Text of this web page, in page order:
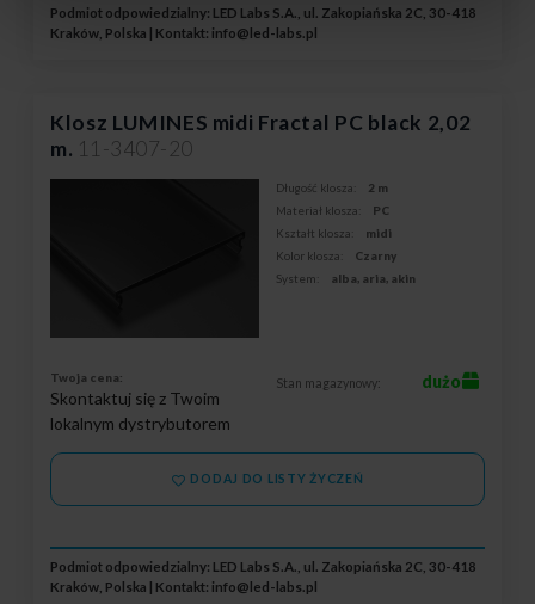
Podmiot odpowiedzialny: LED Labs S.A., ul. Zakopiańska 2C, 30-418
Kraków, Polska | Kontakt: info@led-labs.pl
Klosz LUMINES midi Fractal PC black 2,02
m. 11-3407-20
Długość klosza:
2 m
Materiał klosza:
PC
Kształt klosza:
midi
Kolor klosza:
Czarny
System:
alba, aria, akin
Twoja cena:
Skontaktuj się z Twoim
lokalnym dystrybutorem
Stan magazynowy: dużo
DODAJ DO LISTY ŻYCZEŃ
Podmiot odpowiedzialny: LED Labs S.A., ul. Zakopiańska 2C, 30-418
Kraków, Polska | Kontakt: info@led-labs.pl